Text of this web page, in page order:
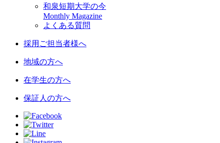
和泉短期大学の今
Monthly Magazine
よくある質問
採用ご担当者様へ
地域の方へ
在学生の方へ
保証人の方へ